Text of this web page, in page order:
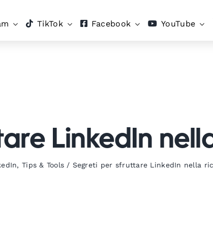
TikTok Facebook YouTube
LinkedIn
, Tips & Tools / Segreti per sfruttare LinkedIn nella